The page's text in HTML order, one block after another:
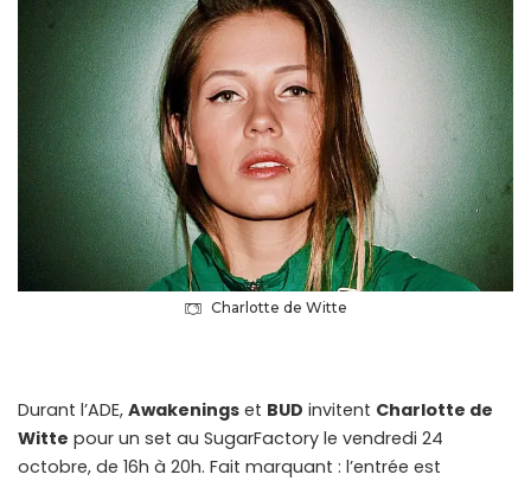
Charlotte de Witte
Durant l’ADE, Awakenings et BUD invitent Charlotte de
Witte pour un set au SugarFactory le vendredi 24
octobre, de 16h à 20h. Fait marquant : l’entrée est